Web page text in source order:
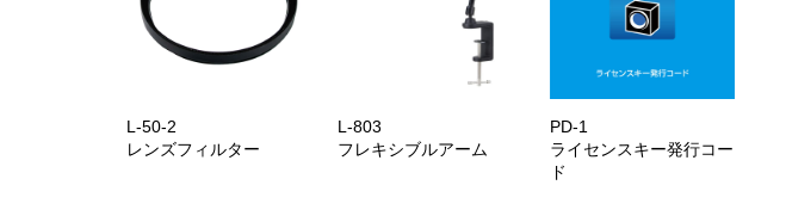
L-50-2
レンズフィルター
L-803
フレキシブルアーム
PD-1
ライセンスキー発行コー
ド